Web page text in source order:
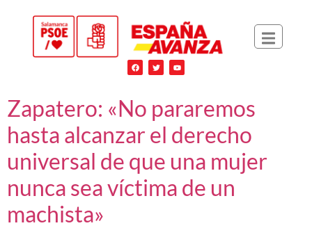
Zapatero: «No pararemos
hasta alcanzar el derecho
universal de que una mujer
nunca sea víctima de un
machista»